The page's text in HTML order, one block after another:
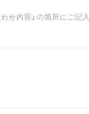
せ内容」の箇所にご記入